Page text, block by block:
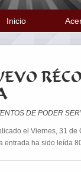
Inicio
DE PODER
el Viernes, 31 de
entrada ha sido leída